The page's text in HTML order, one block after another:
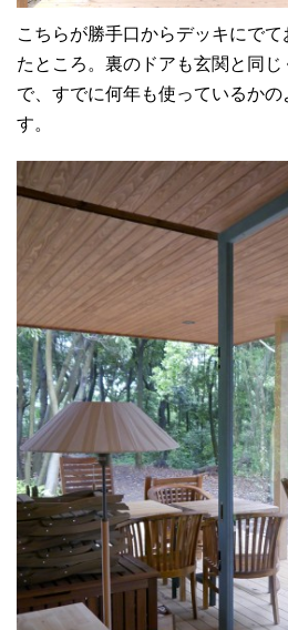
こちらが勝手口からデッキにで
たところ。裏のドアも玄関と同
で、すでに何年も使っているか
す。